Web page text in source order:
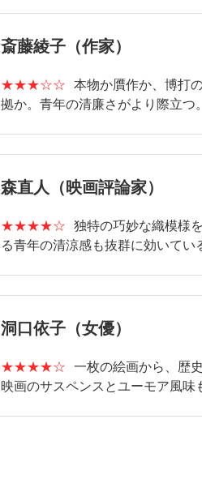
斎藤綾子（作家）
★★★☆☆
本物か贋作か、博打
拠か。青年の清廉さがより際立つ。
森直人（映画評論家）
★★★★☆
独特の巧妙な織模様
る青年の清涼感も抜群に効いてい
洞口依子（女優）
★★★★☆
一枚の絵画から、歴
映画のサスペンスとユーモア風味